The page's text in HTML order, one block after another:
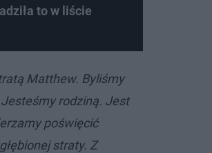
to w liście
Matthew. Byliśmy
rodziną. Jest
poświęcić
straty. Z